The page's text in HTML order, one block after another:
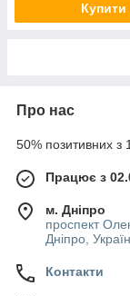
Купити
Про нас
50% позитивних з
Працює з
м. Дніпро
проспект
Дніпро,
Контакти